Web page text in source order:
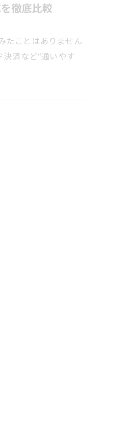
徹底比較
たことはありません
済など“通いやす